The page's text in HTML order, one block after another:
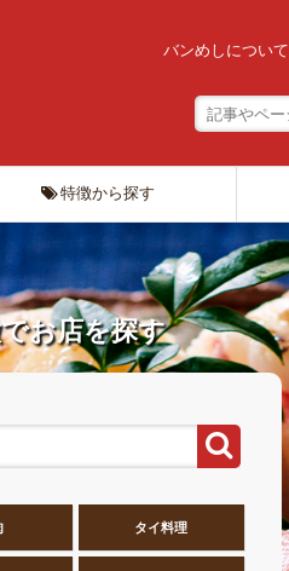
バンめしについて
特徴から探す
お店を探す
タイ料理